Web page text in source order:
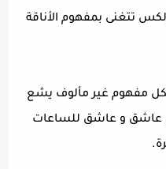
تتغنى بمفهوم الأناقة
مفهوم غير مألوف يشع
عاشق و عاشق للساعات